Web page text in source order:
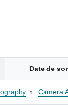
Date de
Camera